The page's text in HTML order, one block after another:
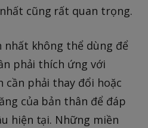
cũng rất quan trọng.
nhất không thể dùng để
phải thích ứng với
cần phải thay đổi hoặc
của bản thân để đáp
hiện tại. Những miền